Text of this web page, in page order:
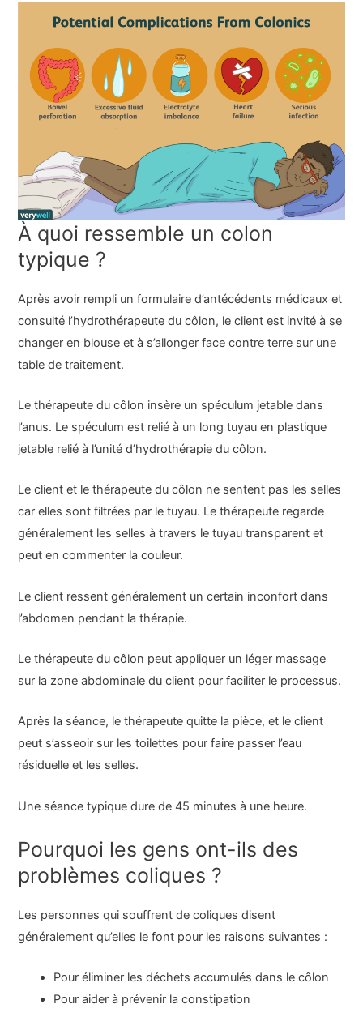
À quoi ressemble un colon
typique ?
Après avoir rempli un formulaire d’antécédents médicaux et
consulté l’hydrothérapeute du côlon, le client est invité à se
changer en blouse et à s’allonger face contre terre sur une
table de traitement.
Le thérapeute du côlon insère un spéculum jetable dans
l’anus. Le spéculum est relié à un long tuyau en plastique
jetable relié à l’unité d’hydrothérapie du côlon.
Le client et le thérapeute du côlon ne sentent pas les selles
car elles sont filtrées par le tuyau. Le thérapeute regarde
généralement les selles à travers le tuyau transparent et
peut en commenter la couleur.
Le client ressent généralement un certain inconfort dans
l’abdomen pendant la thérapie.
Le thérapeute du côlon peut appliquer un léger massage
sur la zone abdominale du client pour faciliter le processus.
Après la séance, le thérapeute quitte la pièce, et le client
peut s’asseoir sur les toilettes pour faire passer l’eau
résiduelle et les selles.
Une séance typique dure de 45 minutes à une heure.
Pourquoi les gens ont-ils des
problèmes coliques ?
Les personnes qui souffrent de coliques disent
généralement qu’elles le font pour les raisons suivantes :
Pour éliminer les déchets accumulés dans le côlon
Pour aider à prévenir la constipation